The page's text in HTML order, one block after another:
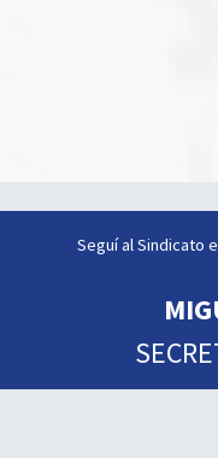
Seguí al Sindicato